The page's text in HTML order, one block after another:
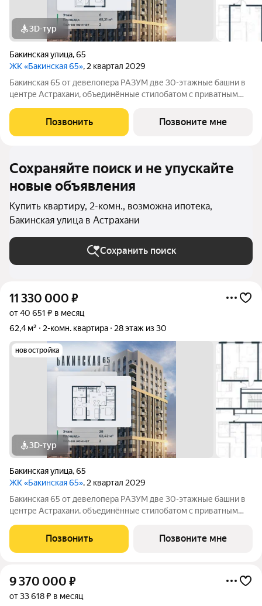
3D-тур
Бакинская улица,65
ЖК «Бакинская 65», 2 квартал 2029
Бакинская 65 от девелопера РАЗУМ две 30-этажные башни в
центре Астрахани, объединённые стилобатом с приватным
доступности находятся лучшие школы, гимназии и детские
Позвонить Позвоните мне
Сохраняйте поиск и не упускайте
новые объявления
Купить квартиру, 2-комн., возможна ипотека,
Бакинская улица в Астрахани
Сохранить поиск
11 330 000 ₽
от 40 651 ₽ в месяц
62,4 м²
2-комн. квартира 28 этаж из 30
новостройка
3D-тур
Бакинская улица,65
ЖК «Бакинская 65», 2 квартал 2029
Бакинская 65 от девелопера РАЗУМ две 30-этажные башни в
центре Астрахани, объединённые стилобатом с приватным
доступности находятся лучшие школы, гимназии и детские
Позвонить Позвоните мне
9 370 000 ₽
от 33 618 ₽ в месяц